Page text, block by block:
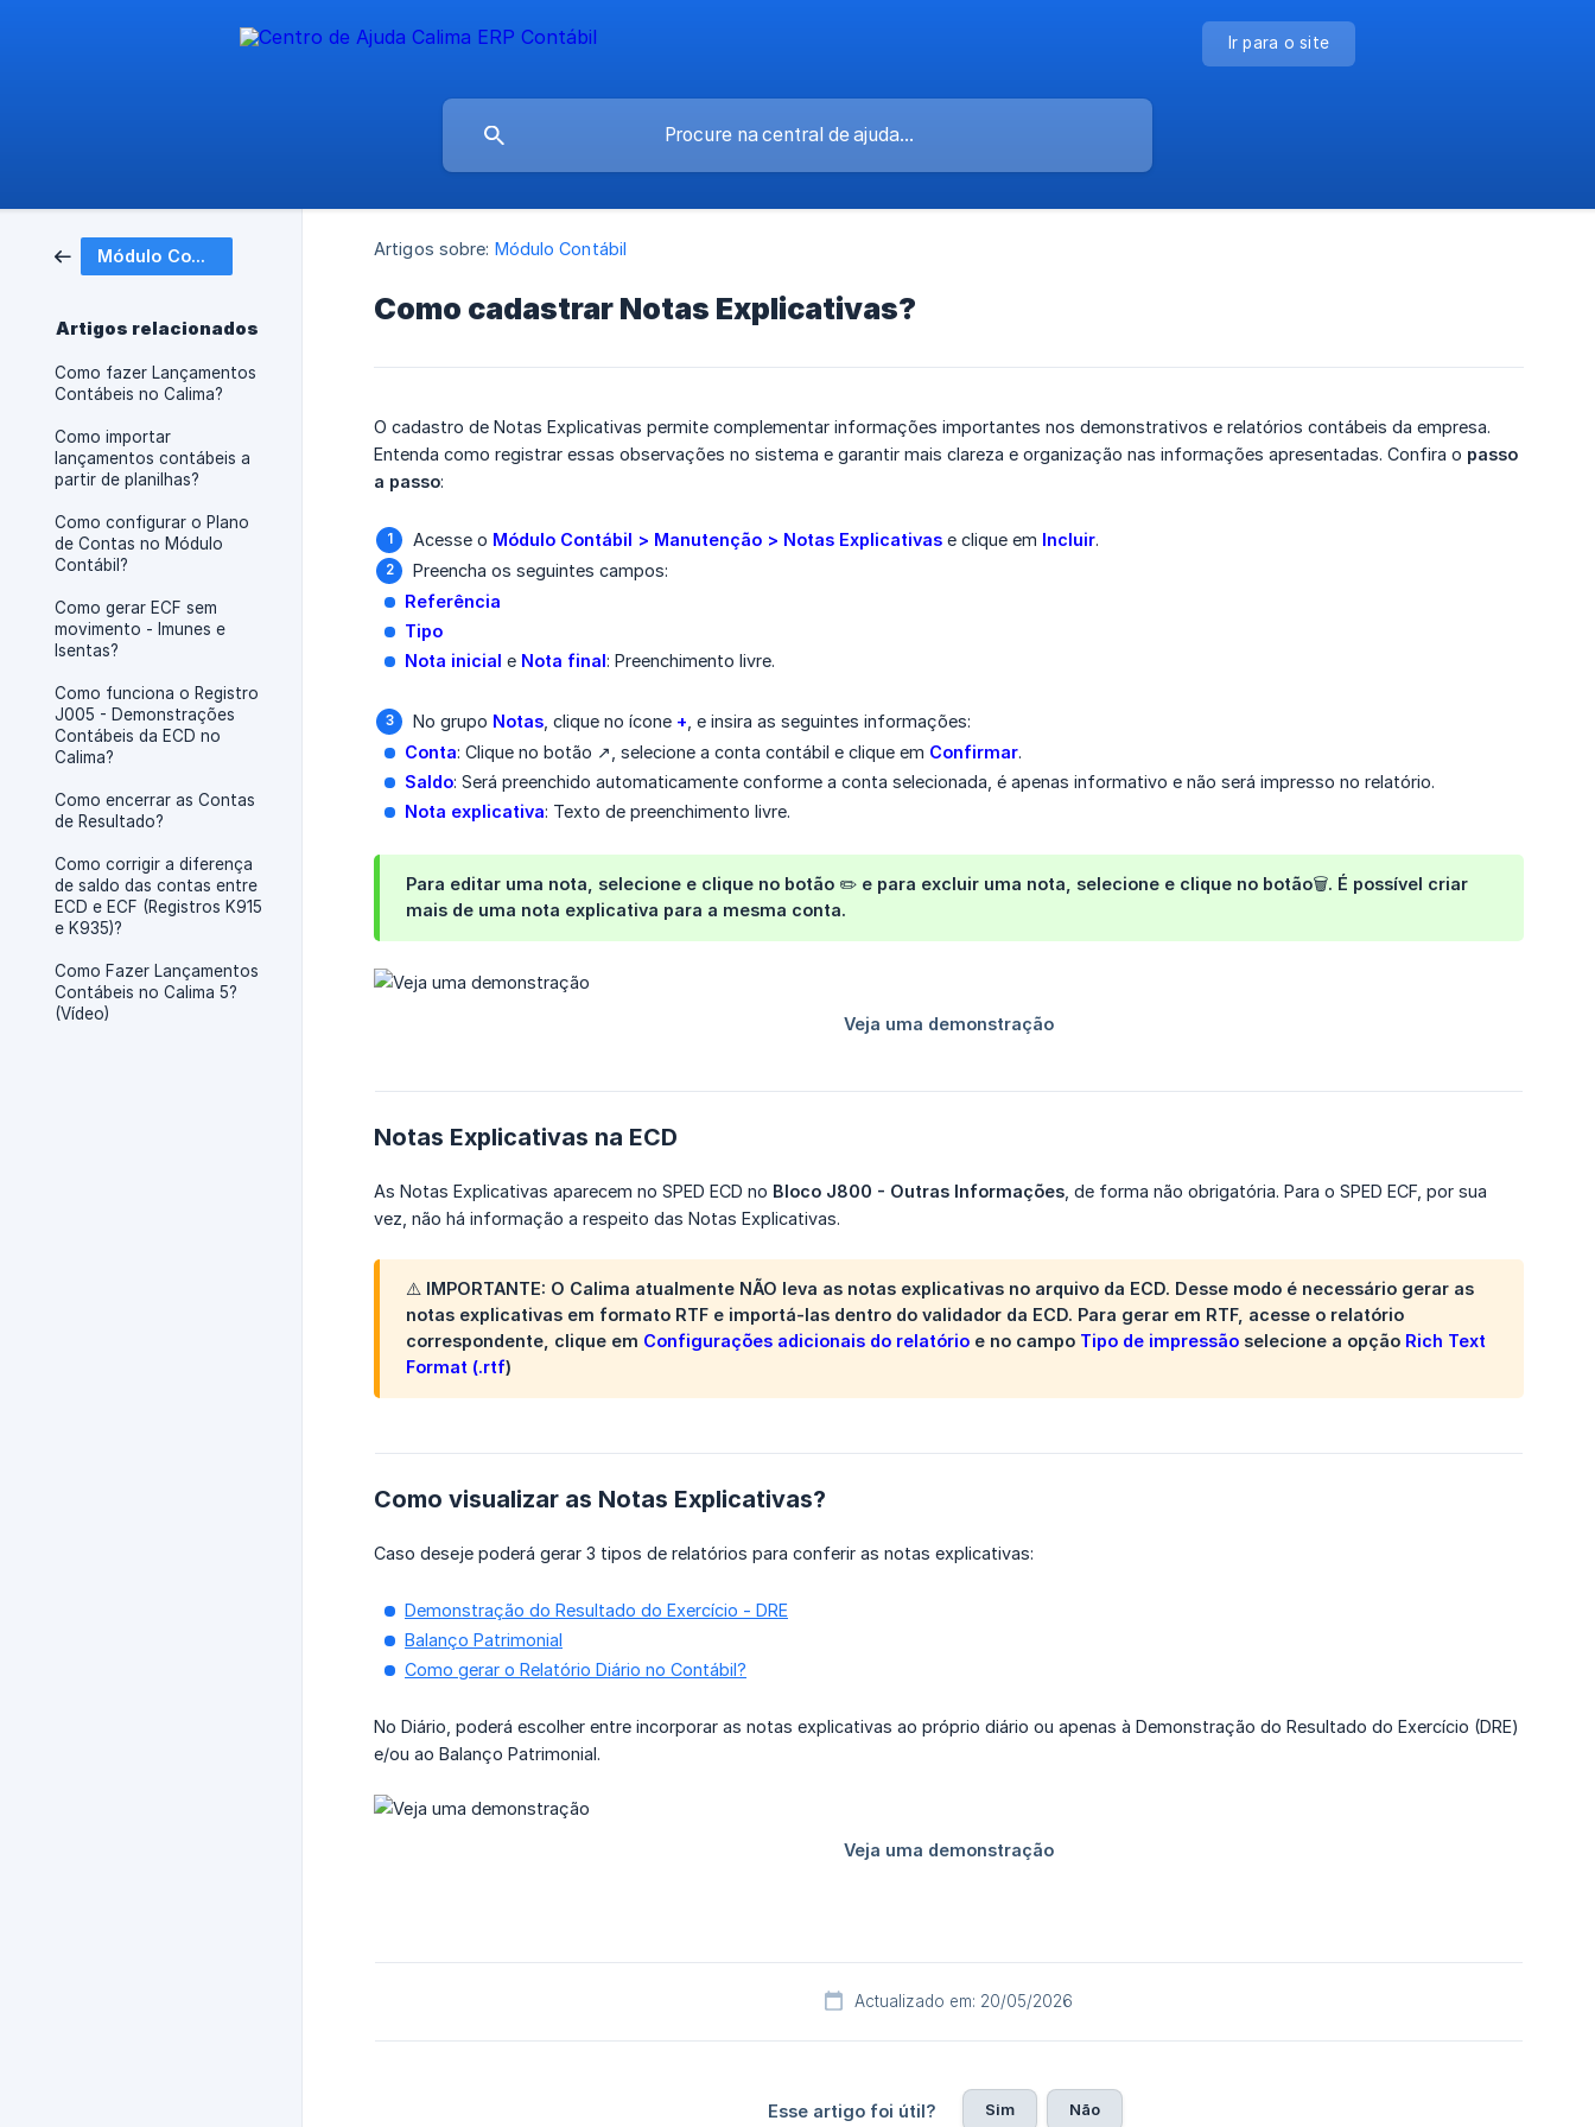
Ir para o site
Módulo Contábil
Artigos relacionados
Como fazer Lançamentos
Contábeis no Calima?
Como importar
lançamentos contábeis a
partir de planilhas?
Como configurar o Plano
de Contas no Módulo
Contábil?
Como gerar ECF sem
movimento - Imunes e
Isentas?
Como funciona o Registro
J005 - Demonstrações
Contábeis da ECD no
Calima?
Como encerrar as Contas
de Resultado?
Como corrigir a diferença
de saldo das contas entre
ECD e ECF (Registros K915
e K935)?
Como Fazer Lançamentos
Contábeis no Calima 5?
(Vídeo)
Artigos sobre: Módulo Contábil
Como cadastrar Notas Explicativas?
O cadastro de Notas Explicativas permite complementar informações importantes nos demonstrativos e relatórios contábeis da empresa.
Entenda como registrar essas observações no sistema e garantir mais clareza e organização nas informações apresentadas. Confira o passo
a passo:
Acesse o Módulo Contábil > Manutenção > Notas Explicativas e clique em Incluir.
Preencha os seguintes campos:
Referência
Tipo
Nota inicial e Nota final: Preenchimento livre.
No grupo Notas , clique no ícone + , e insira as seguintes informações:
Conta: Clique no botão ↗️, selecione a conta contábil e clique em Confirmar.
Saldo: Será preenchido automaticamente conforme a conta selecionada, é apenas informativo e não será impresso no relatório.
Nota explicativa: Texto de preenchimento livre.
Para editar uma nota, selecione e clique no botão ✏️ e para excluir uma nota, selecione e clique no botão🗑️. É possível criar
mais de uma nota explicativa para a mesma conta.
Notas Explicativas na ECD
As Notas Explicativas aparecem no SPED ECD no Bloco J800 - Outras Informações , de forma não obrigatória. Para o SPED ECF, por sua
vez, não há informação a respeito das Notas Explicativas.
⚠️ IMPORTANTE: O Calima atualmente NÃO leva as notas explicativas no arquivo da ECD. Desse modo é necessário gerar as
notas explicativas em formato RTF e importá-las dentro do validador da ECD. Para gerar em RTF, acesse o relatório
correspondente, clique em Configurações adicionais do relatório e no campo Tipo de impressão selecione a opção Rich Text
Format (.rtf)
Como visualizar as Notas Explicativas?
Caso deseje poderá gerar 3 tipos de relatórios para conferir as notas explicativas:
Demonstração do Resultado do Exercício - DRE
Balanço Patrimonial
Como gerar o Relatório Diário no Contábil?
No Diário, poderá escolher entre incorporar as notas explicativas ao próprio diário ou apenas à Demonstração do Resultado do Exercício (DRE)
e/ou ao Balanço Patrimonial.
Actualizado em: 20/05/2026
Esse artigo foi útil? Sim Não